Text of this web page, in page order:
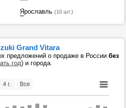
Ярославль (10 шт.)
Grand Vitara
предложений о продаже в России без
год) и города.
4 г. Все